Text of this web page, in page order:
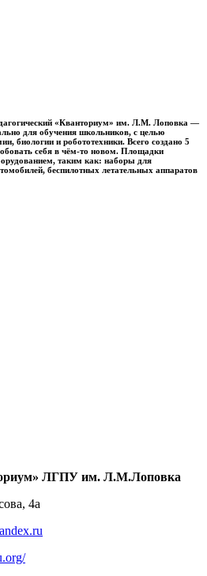
«Кванториум» им. Л.М. Лоповка —
для обучения школьников, с целью
биологии и робототехники. Всего создано 5
себя в чём-то новом. Площадки
таким как: наборы для
беспилотных летательных аппаратов
ЛГПУ им. Л.М.Лоповка
4а